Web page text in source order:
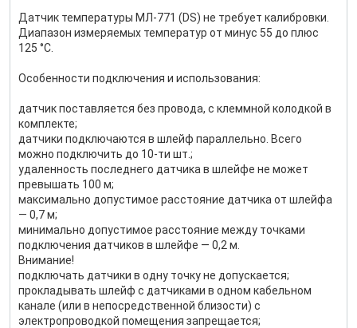
Датчик температуры МЛ-771 (DS) не требует калибровки.
Диапазон измеряемых температур от минус 55 до плюс
125 °C.
Особенности подключения и использования:
датчик поставляется без провода, с клеммной колодкой в
комплекте;
датчики подключаются в шлейф параллельно. Всего
можно подключить до 10-ти шт.;
удаленность последнего датчика в шлейфе не может
превышать 100 м;
максимально допустимое расстояние датчика от шлейфа
— 0,7 м;
минимально допустимое расстояние между точками
подключения датчиков в шлейфе — 0,2 м.
Внимание!
подключать датчики в одну точку не допускается;
прокладывать шлейф с датчиками в одном кабельном
канале (или в непосредственной близости) с
электропроводкой помещения запрещается;